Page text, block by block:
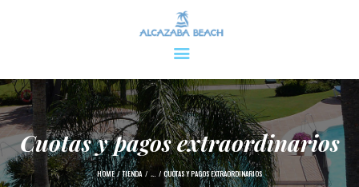
Cuotas y pagos extraordinarios
HOME TIENDA ... CUOTAS Y PAGOS EXTRAORDINARIOS
INICIO
ÁREA PRIVADA